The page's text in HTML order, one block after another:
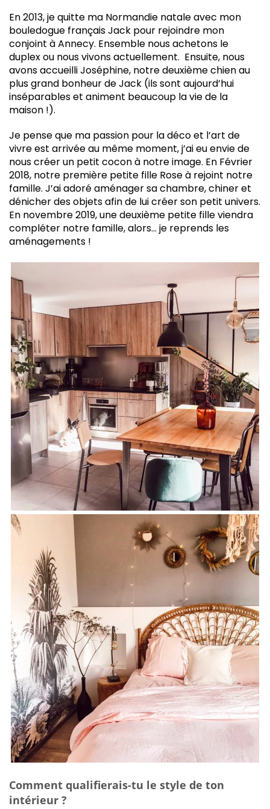
En 2013, je quitte ma Normandie natale avec mon
bouledogue français Jack pour rejoindre mon
conjoint à Annecy. Ensemble nous achetons le
duplex ou nous vivons actuellement. Ensuite, nous
avons accueilli Joséphine, notre deuxième chien au
plus grand bonheur de Jack (ils sont aujourd’hui
inséparables et animent beaucoup la vie de la
maison !).
Je pense que ma passion pour la déco et l’art de
vivre est arrivée au même moment, j’ai eu envie de
nous créer un petit cocon à notre image. En Février
2018, notre première petite fille Rose à rejoint notre
famille. J’ai adoré aménager sa chambre, chiner et
dénicher des objets afin de lui créer son petit univers.
En novembre 2019, une deuxième petite fille viendra
compléter notre famille, alors… je reprends les
aménagements !
Comment qualifierais-tu le style de ton
intérieur ?